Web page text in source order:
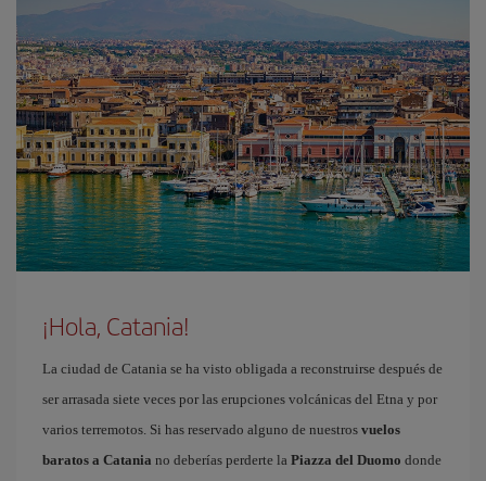
¡Hola, Catania!
La ciudad de Catania se ha visto obligada a reconstruirse después de
ser arrasada siete veces por las erupciones volcánicas del Etna y por
varios terremotos. Si has reservado alguno de nuestros vuelos
baratos a Catania no deberías perderte la Piazza del Duomo donde